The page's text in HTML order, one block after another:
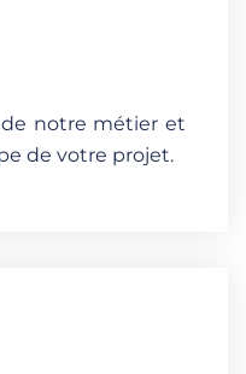
notre métier et
de votre projet.